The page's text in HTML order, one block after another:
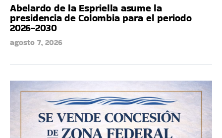
Abelardo de la Espriella asume la
presidencia de Colombia para el periodo
2026-2030
agosto 7, 2026